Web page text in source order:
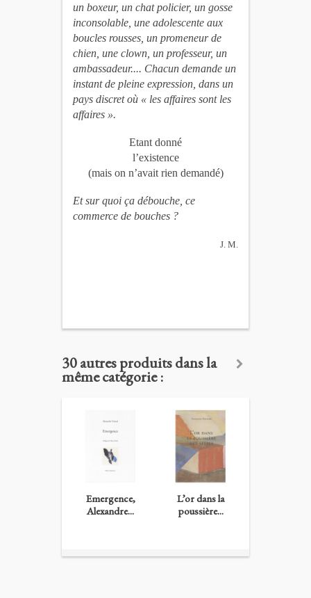
un boxeur, un chat policier, un gosse
inconsolable, une adolescente aux
boucles rousses, un promeneur de
chien, une clown, un professeur, un
ambassadeur.... Chacun demande un
instant de pleine expression, dans un
pays discret où « les affaires sont les
affaires ».
Etant donné
l’existence
(mais on n’avait rien demandé)
Et sur quoi ça débouche, ce
commerce de bouches ?
J. M.
30 autres produits dans la
même catégorie :
Emergence,
Alexandre...
L’or dans la
poussière...